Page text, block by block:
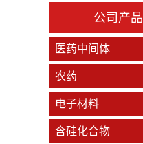
公司产品
医药中间体
农药
电子材料
含硅化合物